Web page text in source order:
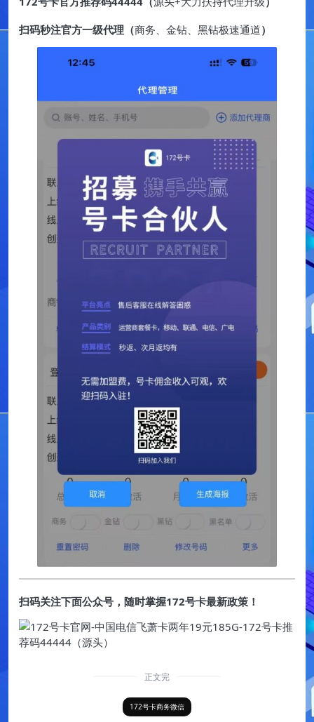
扫码秒注官方一级代理（商务、金钻、黑钻极速通道）
扫码关注下面公众号，随时掌握172号卡最新政策！
正文完
172号卡商务微信